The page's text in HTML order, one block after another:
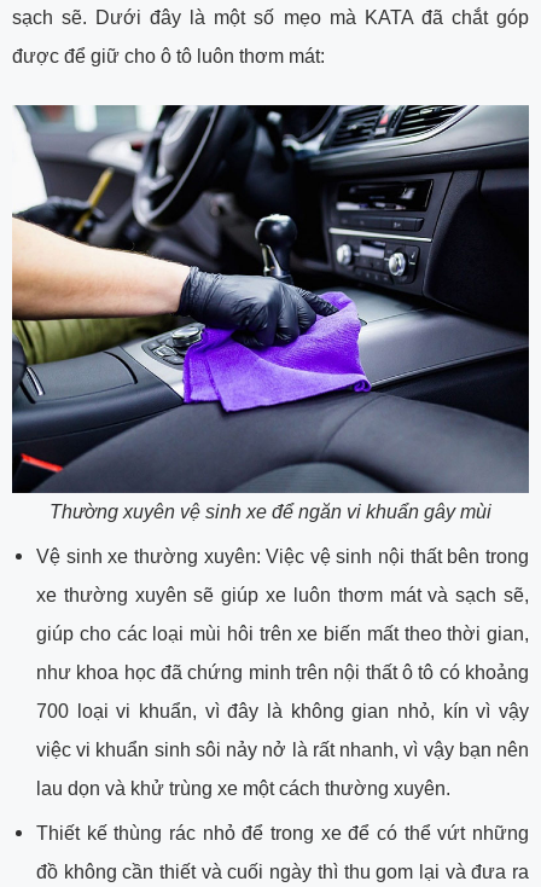
sạch sẽ. Dưới đây là một số mẹo mà KATA đã chắt góp
được để giữ cho ô tô luôn thơm mát:
Thường xuyên vệ sinh xe để ngăn vi khuẩn gây mùi
Vệ sinh xe thường xuyên: Việc vệ sinh nội thất bên trong
xe thường xuyên sẽ giúp xe luôn thơm mát và sạch sẽ,
giúp cho các loại mùi hôi trên xe biến mất theo thời gian,
như khoa học đã chứng minh trên nội thất ô tô có khoảng
700 loại vi khuẩn, vì đây là không gian nhỏ, kín vì vậy
việc vi khuẩn sinh sôi nảy nở là rất nhanh, vì vậy bạn nên
lau dọn và khử trùng xe một cách thường xuyên.
Thiết kế thùng rác nhỏ để trong xe để có thể vứt những
đồ không cần thiết và cuối ngày thì thu gom lại và đưa ra